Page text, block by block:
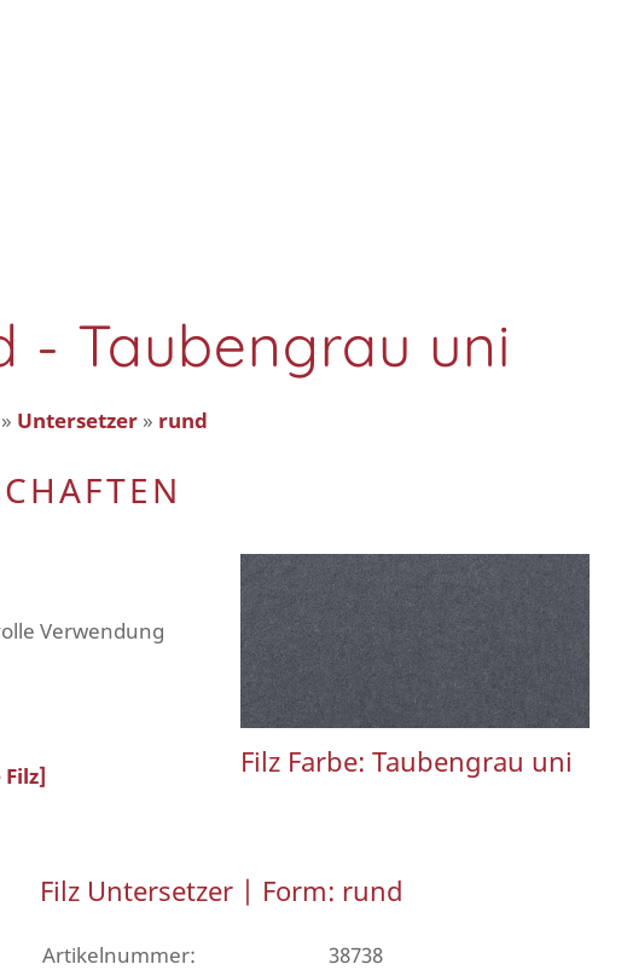
- Taubengrau uni
Untersetzer» rund
Filz Farbe: Taubengrau uni
Verwendung
Filz Untersetzer | Form: rund
Artikelnummer: 38738